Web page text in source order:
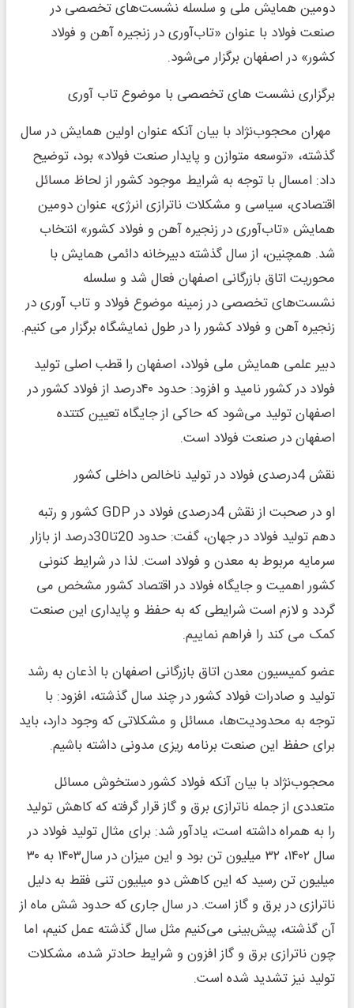
دومین همایش ملی و سلسله نشست‌های تخصصی در
صنعت فولاد با عنوان «تاب‌آوری در زنجیره آهن و فولاد
کشور» در اصفهان برگزار می‌شود.
برگزاری نشست های تخصصی با موضوع تاب آوری
مهران محجوب‌نژاد با بیان آنکه عنوان اولین همایش در سال
گذشته، «توسعه متوازن و پایدار صنعت فولاد» بود، توضیح
داد: امسال با توجه به شرایط موجود کشور از لحاظ مسائل
اقتصادی، سیاسی و مشکلات ناترازی انرژی، عنوان دومین
همایش «تاب‌آوری در زنجیره آهن و فولاد کشور» انتخاب
شد. همچنین، از سال گذشته دبیرخانه دائمی همایش با
محوریت اتاق بازرگانی اصفهان فعال شد و سلسله
نشست‌های تخصصی در زمینه موضوع فولاد و تاب آوری در
زنجیره آهن و فولاد کشور را در طول نمایشگاه برگزار می کنیم.
دبیر علمی همایش ملی فولاد، اصفهان را قطب اصلی تولید
فولاد در کشور نامید و افزود: حدود ۴۰درصد از فولاد کشور در
اصفهان تولید می‌شود که حاکی از جایگاه تعیین کتتده
اصفهان در صنعت فولاد است.
نقش 4درصدی فولاد در تولید ناخالص داخلی کشور
او در صحبت از نقش 4درصدی فولاد در GDP کشور و رتبه
دهم تولید فولاد در جهان، گفت: حدود 20تا30درصد از بازار
سرمایه مربوط به معدن و فولاد است. لذا در شرایط کنونی
کشور اهمیت و جایگاه فولاد در اقتصاد کشور مشخص می
گردد و لازم است شرایطی که به حفظ و پایداری این صنعت
کمک می کند را فراهم نماییم.
عضو کمیسیون معدن اتاق بازرگانی اصفهان با اذعان به رشد
تولید و صادرات فولاد کشور در چند سال گذشته، افزود: با
توجه به محدودیت‌ها، مسائل و مشکلاتی که وجود دارد، باید
برای حفظ این صنعت برنامه ریزی مدونی داشته باشیم.
محجوب‌نژاد با بیان آنکه فولاد کشور دستخوش مسائل
متعددی از جمله ناترازی برق و گاز قرار گرفته که کاهش تولید
را به همراه داشته است، یادآور شد: برای مثال تولید فولاد در
سال ۱۴۰۲، ۳۲ میلیون تن بود و این میزان در سال۱۴۰۳ به ۳۰
میلیون تن رسید که این کاهش دو میلیون تنی فقط به دلیل
ناترازی در برق و گاز است. در سال جاری که حدود شش ماه از
آن گذشته، پیش‌بینی می‌کنیم مثل سال گذشته عمل کنیم، اما
چون ناترازی برق و گاز افزون و شرایط حادتر شده، مشکلات
تولید نیز تشدید شده است.